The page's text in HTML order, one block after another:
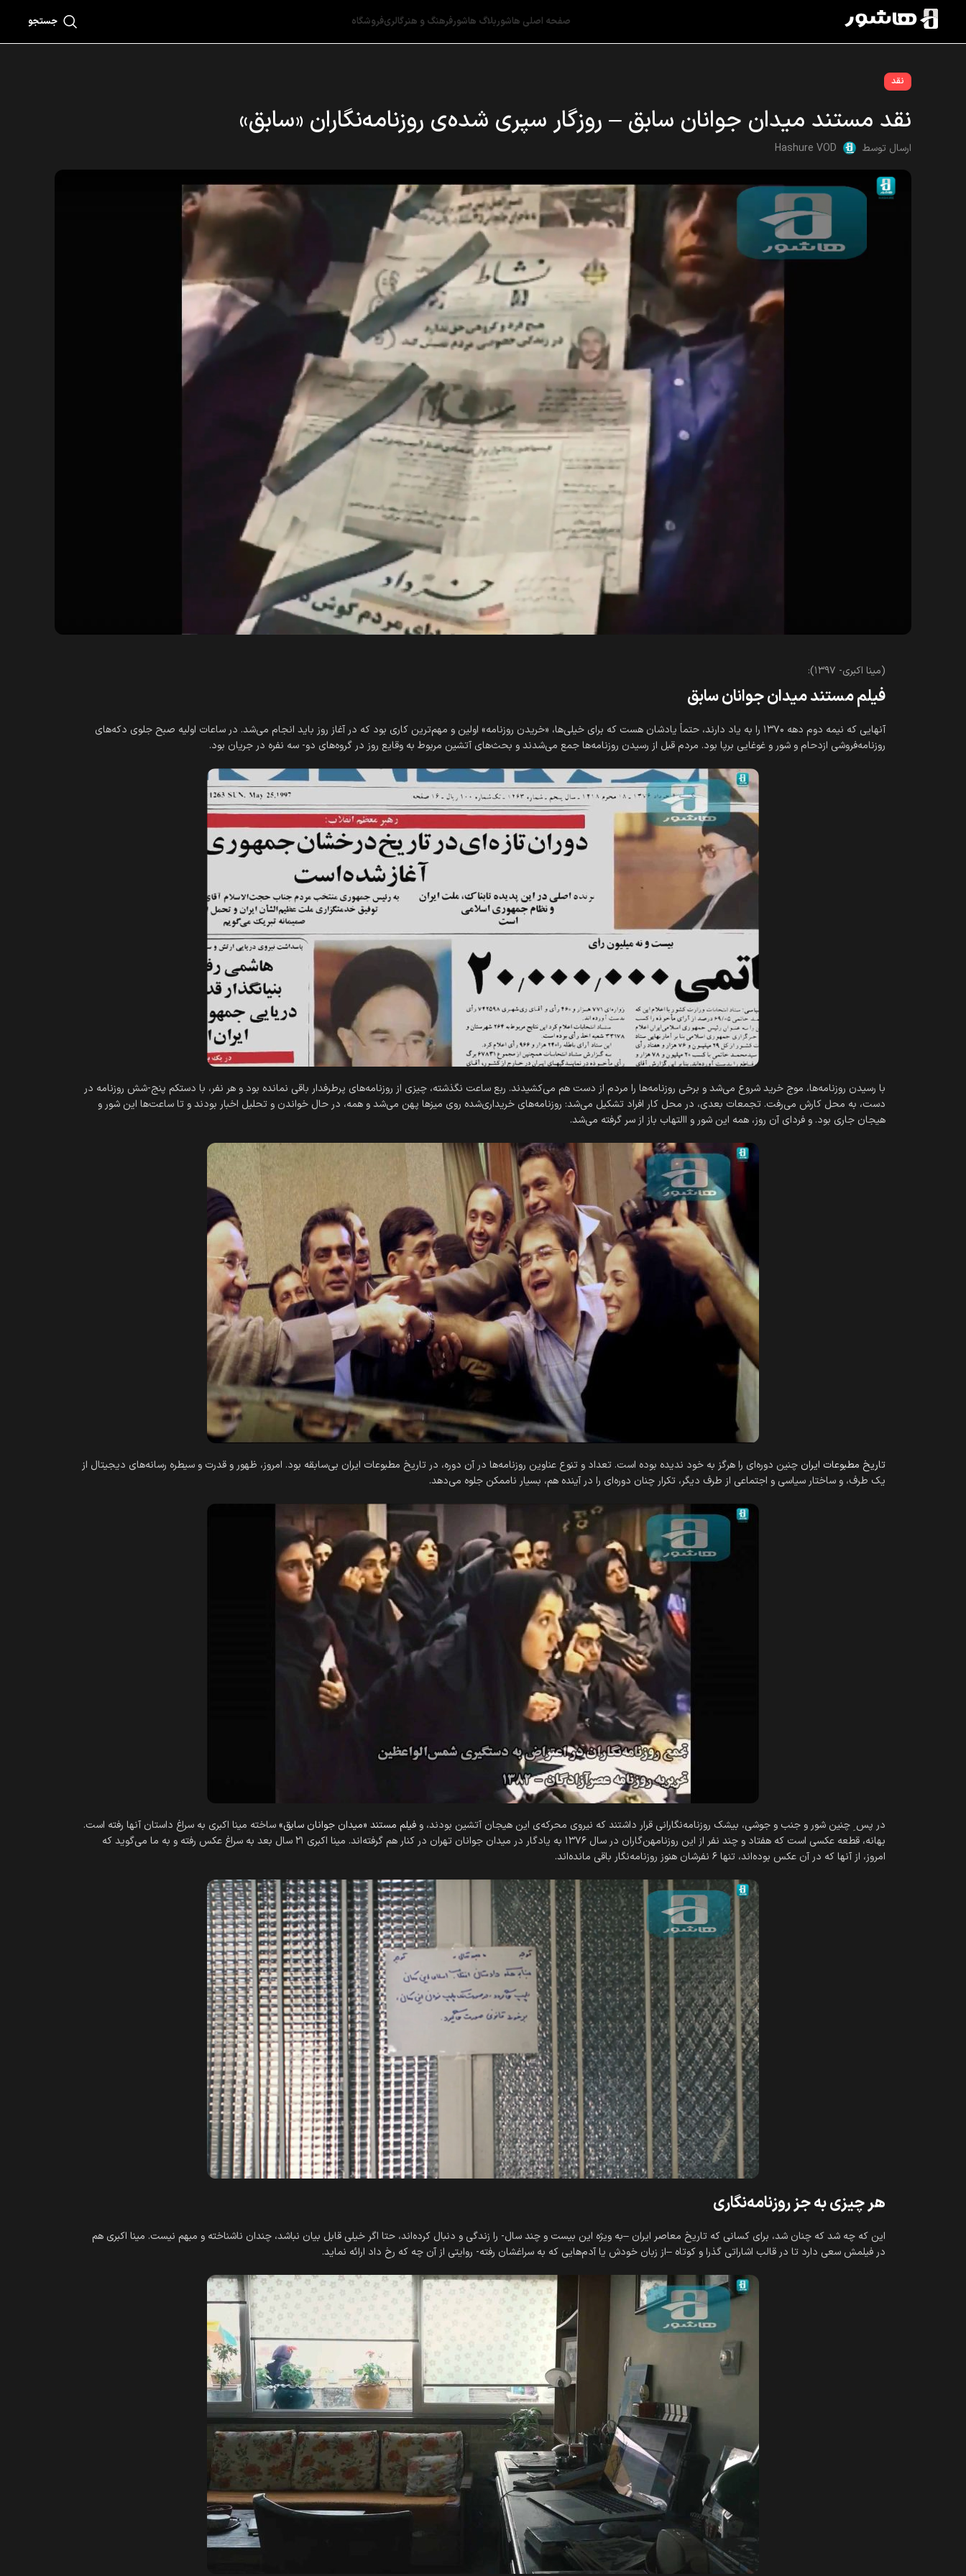
صفحه اصلی هاشوربلاگ هاشورفرهنگ و هنرگالریفروشگاه جستجو
نقد
نقد مستند میدان جوانان سابق – روزگار سپری شده‌‎ی روزنامه‌‎‌نگاران «سابق»
ارسال توسط Hashure VOD
(مینا اکبری- ۱۳۹۷):
فیلم مستند میدان جوانان سابق
آن‎هایی که نیمه دوم دهه ۱۳۷۰ را به یاد دارند، حتماً یادشان هست که برای خیلی‎‌ها، «خریدن روزنامه» اولین و مهم‌‎ترین کاری بود که در آغاز روز باید انجام می‎‌شد. در ساعات اولیه صبح جلوی دکه‎‌های
روزنامه‎‌فروشی ازدحام و شور و غوغایی برپا بود. مردم قبل از رسیدن روزنامه‎‌ها جمع می‌‎‌شدند و بحث‎‌های آتشین مربوط به وقایع روز در گروه‎‌های دو- سه نفره در جریان بود.
با رسیدن روزنامه‎‌ها، موج خرید شروع می‎‌شد و برخی روزنامه‎‌ها را مردم از دست هم می‎‌کشیدند. ربع ساعت نگذشته، چیزی از روزنامه‎‌های پرطرفدار باقی نمانده بود و هر نفر، با دستکم پنج-شش روزنامه در
دست، به محل کارش می‎‌رفت. تجمعات بعدی، در محل کار افراد تشکیل می‌‎شد: روزنامه‎‌های خریداری‎‌شده روی میزها پهن می‎‌شد و همه، در حال خواندن و تحلیل اخبار بودند و تا ساعت‎‌ها این شور و
هیجان جاری بود. و فردای آن روز، همه این‎ شور و االتهاب باز از سر گرفته می‎‌شد.
تاریخ مطبوعات ایران
چنین دوره‌‎ای را هرگز به خود ندیده بوده است. تعداد و تنوع عناوین روزنامه‌‎ها در آن دوره، در تاریخ مطبوعات ایران بی‎‌سابقه بود. امروز، ظهور و قدرت و سیطره رسانه‎‌های دیجیتال از
یک طرف، و ساختار سیاسی و اجتماعی از طرف دیگر، تکرار چنان دوره‌‎ای را در آینده هم، بسیار ناممکن جلوه می‌‎دهد.
در پس ِ چنین شور و جنب و جوشی، بی‎شک روزنامه‌‎نگارانی قرار داشتند که نیروی محرکه‎‌ی این هیجان آتشین بودند، و فیلم مستند «میدان جوانان سابق»
ساخته مینا اکبری به سراغ داستان آن‎ها رفته است.
بهانه، قطعه عکسی است که هفتاد و چند نفر از این روزنامه‎ن‌گاران در سال ۱۳۷۶ به یادگار در میدان جوانان تهران در کنار هم گرفته‎‌اند. مینا اکبری ۲۱ سال بعد به سراغ عکس رفته و به ما می‎‌گوید که
امروز، از آن‎ها که در آن عکس بوده‌‎اند، تنها ۶ نفرشان هنوز روزنامه‎‌نگار باقی مانده‌‎اند.
هر چیزی به جز روزنامه‌‎نگاری
این که چه شد که چنان شد، برای کسانی که تاریخ معاصر ایران –به ویژه این بیست و چند سال- را زندگی و دنبال کرده‌‎‌‌اند، حتا اگر خیلی قابل بیان نباشد، چندان ناشناخته و مبهم نیست. مینا اکبری هم
در فیلمش سعی دارد تا در قالب اشاراتی گذرا و کوتاه –از زبان خودش یا آدم‌‎هایی که به سراغ‎شان رفته- روایتی از آن چه که رخ داد ارائه نماید.